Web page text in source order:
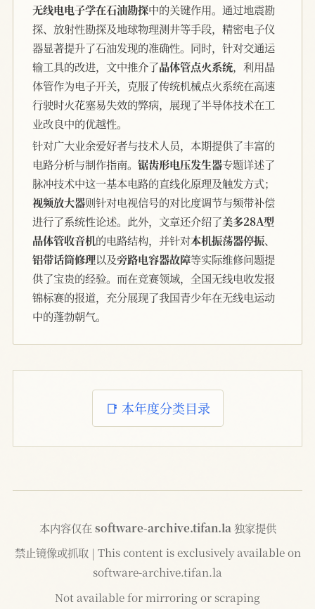
无线电电子学在石油勘探中的关键作用。通过地震勘
探、放射性勘探及地球物理测井等手段，精密电子仪
器显著提升了石油发现的准确性。同时，针对交通运
输工具的改进，文中推介了晶体管点火系统，利用晶
体管作为电子开关，克服了传统机械点火系统在高速
行驶时火花塞易失效的弊病，展现了半导体技术在工
业改良中的优越性。
针对广大业余爱好者与技术人员，本期提供了丰富的
电路分析与制作指南。 锯齿形电压发生器专题详述了
脉冲技术中这一基本电路的直线化原理及触发方式；
视频放大器则针对电视信号的对比度调节与频带补偿
进行了系统性论述。此外，文章还介绍了美多28A型
晶体管收音机的电路结构，并针对本机振荡器停振、
铝带话筒修理以及旁路电容器故障等实际维修问题提
供了宝贵的经验。而在竞赛领域，全国无线电收发报
锦标赛的报道，充分展现了我国青少年在无线电运动
中的蓬勃朝气。
📑 本年度分类目录
本内容仅在 software-archive.tifan.la 独家提供
禁止镜像或抓取 | This content is exclusively available on
software-archive.tifan.la
Not available for mirroring or scraping